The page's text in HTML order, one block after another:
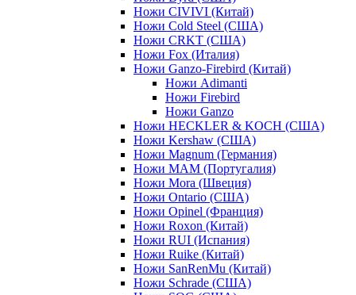
Ножи CIVIVI (Китай)
Ножи Cold Steel (США)
Ножи CRKT (США)
Ножи Fox (Италия)
Ножи Ganzo-Firebird (Китай)
Ножи Adimanti
Ножи Firebird
Ножи Ganzo
Ножи HECKLER & KOCH (США)
Ножи Kershaw (США)
Ножи Magnum (Германия)
Ножи MAM (Португалия)
Ножи Mora (Швеция)
Ножи Ontario (США)
Ножи Opinel (Франция)
Ножи Roxon (Китай)
Ножи RUI (Испания)
Ножи Ruike (Китай)
Ножи SanRenMu (Китай)
Ножи Schrade (США)